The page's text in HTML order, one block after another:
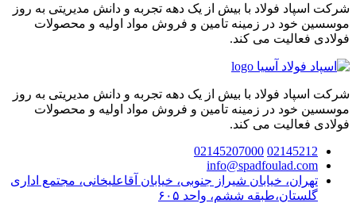
شرکت اسپاد فولاد با بیش از یک دهه تجربه و دانش مدیریتی به روز
موسسین خود در زمینه تامین و فروش مواد اولیه و محصولات
فولادی فعالیت می کند.
شرکت اسپاد فولاد با بیش از یک دهه تجربه و دانش مدیریتی به روز
موسسین خود در زمینه تامین و فروش مواد اولیه و محصولات
فولادی فعالیت می کند.
02145212
02145207000
info@spadfoulad.com
تهران، خیابان شیراز جنوبی، خیابان آقاعلیخانی، مجتمع اداری
گلستان،طبقه ششم، واحد ۶۰۵